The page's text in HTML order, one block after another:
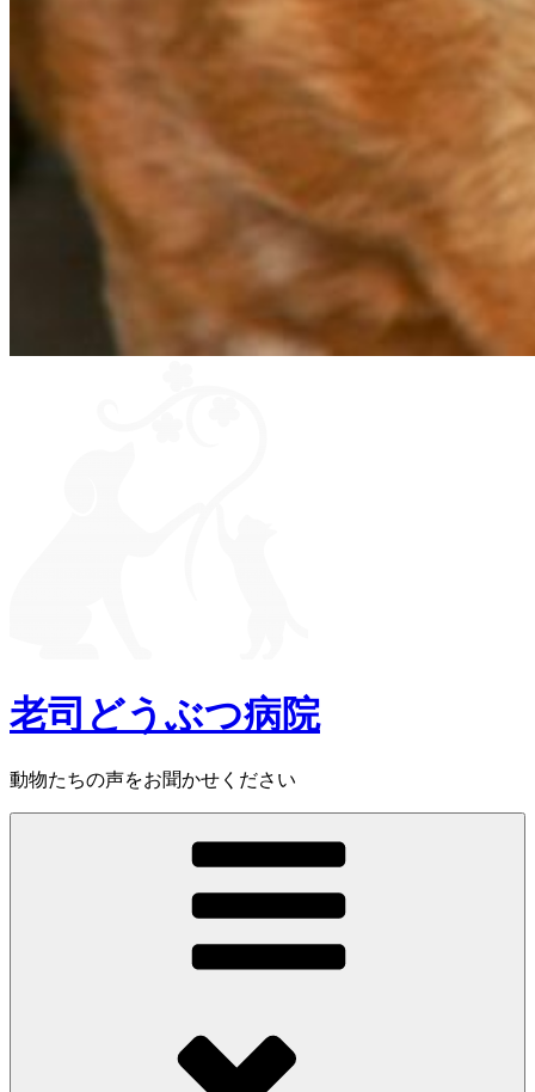
老司どうぶつ病院
動物たちの声をお聞かせください